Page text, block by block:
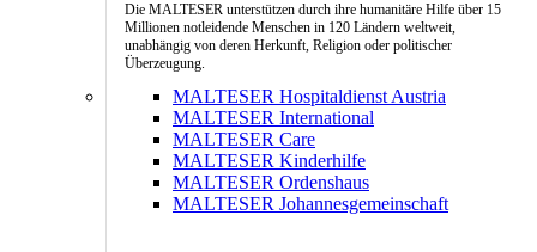
Die MALTESER unterstützen durch ihre humanitäre Hilfe über 15
Millionen notleidende Menschen in 120 Ländern weltweit,
unabhängig von deren Herkunft, Religion oder politischer
Überzeugung.
MALTESER Hospitaldienst Austria
MALTESER International
MALTESER Care
MALTESER Kinderhilfe
MALTESER Ordenshaus
MALTESER Johannesgemeinschaft